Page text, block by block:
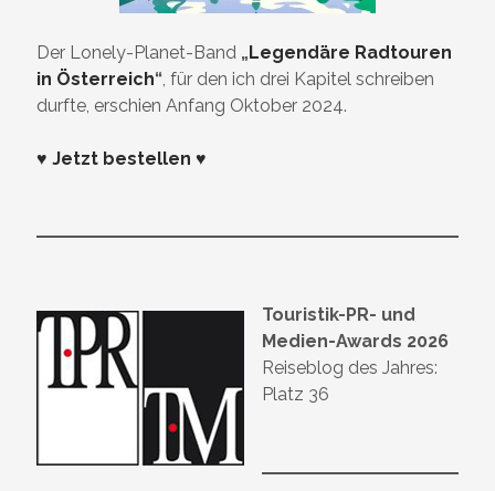
Der Lonely-Planet-Band „Legendäre Radtouren
in Österreich“, für den ich drei Kapitel schreiben
durfte, erschien Anfang Oktober 2024.
♥ Jetzt bestellen ♥
Touristik-PR- und
Medien-Awards 2026
Reiseblog des Jahres:
Platz 36